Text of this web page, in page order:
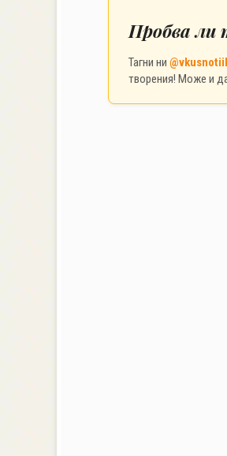
Пробва ли
Тагни ни
творения! Може и